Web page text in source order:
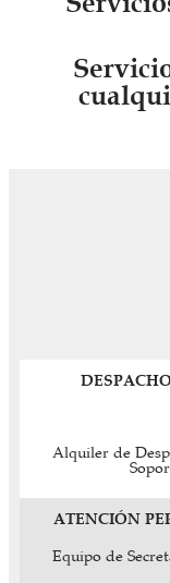
Alquiler de
ATENCIÓN
Equipo de